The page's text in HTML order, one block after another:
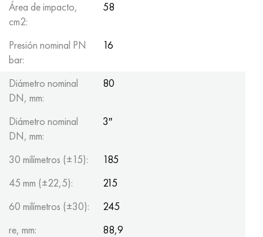
Área de impacto,
cm2:
58
Presión nominal PN
bar:
16
Diámetro nominal
DN, mm:
80
Diámetro nominal
DN, mm:
3″
30 milímetros (±15):
185
45 mm (±22,5):
215
60 milímetros (±30):
245
re, mm:
88,9